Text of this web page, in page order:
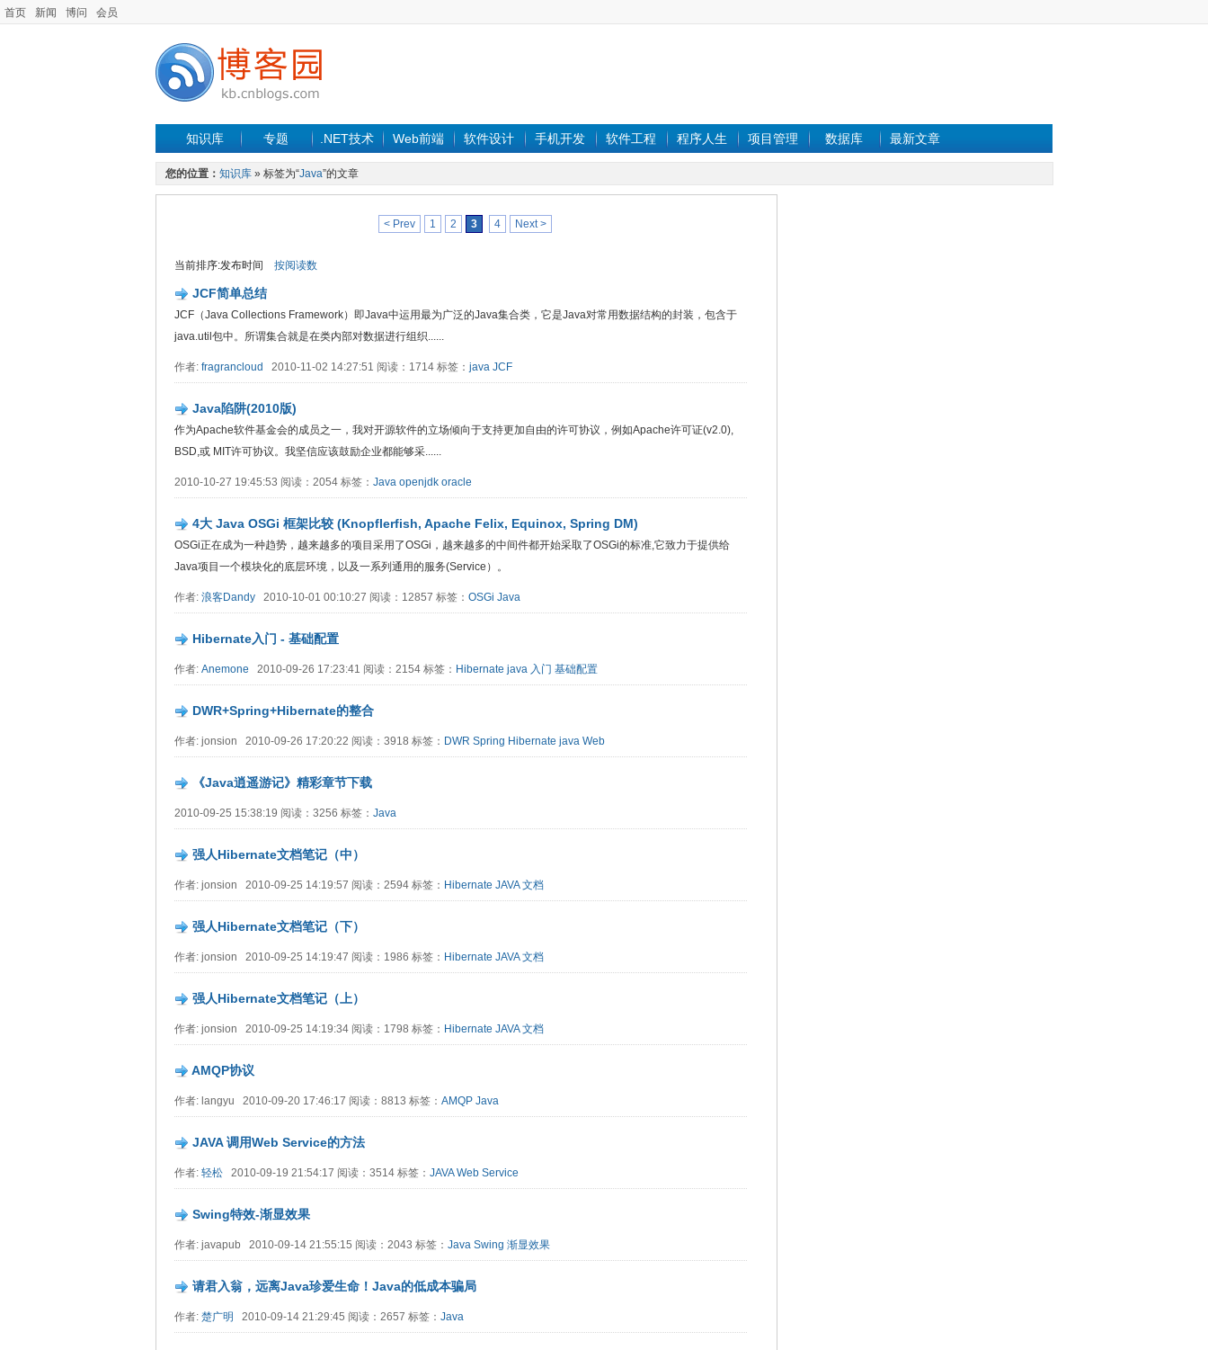
首页 新闻 博问 会员
知识库 专题 .NET技术 Web前端 软件设计 手机开发 软件工程 程序人生 项目管理 数据库 最新文章
您的位置： 知识库 » 标签为“Java”的文章
< Prev 1 2 3 4 Next >
当前排序:发布时间 按阅读数
JCF简单总结
JCF（Java Collections Framework）即Java中运用最为广泛的Java集合类，它是Java对常用数据结构的封装，包含于
java.util包中。所谓集合就是在类内部对数据进行组织......
作者: fragrancloud 2010-11-02 14:27:51 阅读：1714 标签： java JCF
Java陷阱(2010版)
作为Apache软件基金会的成员之一，我对开源软件的立场倾向于支持更加自由的许可协议，例如Apache许可证(v2.0),
BSD,或 MIT许可协议。我坚信应该鼓励企业都能够采......
2010-10-27 19:45:53 阅读：2054 标签： Java openjdk oracle
4大 Java OSGi 框架比较 (Knopflerfish, Apache Felix, Equinox, Spring DM)
OSGi正在成为一种趋势，越来越多的项目采用了OSGi，越来越多的中间件都开始采取了OSGi的标准,它致力于提供给
Java项目一个模块化的底层环境，以及一系列通用的服务(Service）。
作者: 浪客Dandy 2010-10-01 00:10:27 阅读：12857 标签： OSGi Java
Hibernate入门 - 基础配置
作者: Anemone 2010-09-26 17:23:41 阅读：2154 标签： Hibernate java 入门 基础配置
DWR+Spring+Hibernate的整合
作者: jonsion 2010-09-26 17:20:22 阅读：3918 标签： DWR Spring Hibernate java Web
《Java逍遥游记》精彩章节下载
2010-09-25 15:38:19 阅读：3256 标签： Java
强人Hibernate文档笔记（中）
作者: jonsion 2010-09-25 14:19:57 阅读：2594 标签： Hibernate JAVA 文档
强人Hibernate文档笔记（下）
作者: jonsion 2010-09-25 14:19:47 阅读：1986 标签： Hibernate JAVA 文档
强人Hibernate文档笔记（上）
作者: jonsion 2010-09-25 14:19:34 阅读：1798 标签： Hibernate JAVA 文档
AMQP协议
作者: langyu 2010-09-20 17:46:17 阅读：8813 标签： AMQP Java
JAVA 调用Web Service的方法
作者: 轻松 2010-09-19 21:54:17 阅读：3514 标签： JAVA Web Service
Swing特效-渐显效果
作者: javapub 2010-09-14 21:55:15 阅读：2043 标签： Java Swing 渐显效果
请君入翁，远离Java珍爱生命！Java的低成本骗局
作者: 楚广明 2010-09-14 21:29:45 阅读：2657 标签： Java